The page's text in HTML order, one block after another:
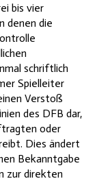
bis vier
denen die
schriftlich
Spielleiter
Verstoß
des DFB dar,
oder
Dies ändert
Bekanntgabe
zur direkten